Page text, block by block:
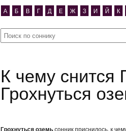
А Б В Г Д Е Ж З И Й К
К чему снится Грохнуться оземь?
Грохнуться
Грохнуться оземьсонник приснилось, к